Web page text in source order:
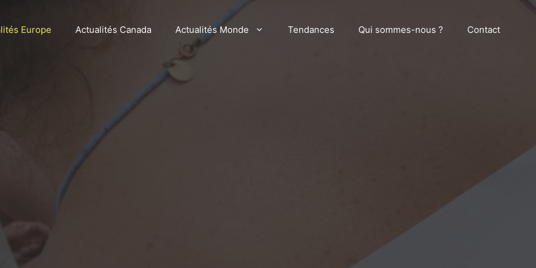
Europe Actualités Canada Actualités Monde Tendances Qui sommes-nous ? Contact